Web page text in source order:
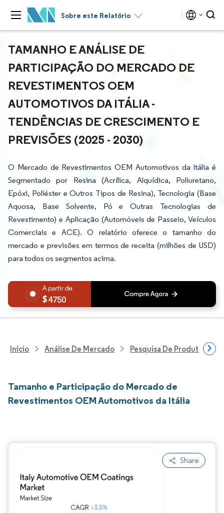
Sobre este Relatório
TAMANHO E ANÁLISE DE
PARTICIPAÇÃO DO MERCADO DE
REVESTIMENTOS OEM
AUTOMOTIVOS DA ITÁLIA -
TENDÊNCIAS DE CRESCIMENTO E
PREVISÕES (2025 - 2030)
O Mercado de Revestimentos OEM Automotivos da Itália é
Segmentado por Resina (Acrílica, Alquídica, Poliuretano,
Epóxi, Poliéster e Outros Tipos de Resina), Tecnologia (Base
Aquosa, Base Solvente, Pó e Outras Tecnologias de
Revestimento) e Aplicação (Automóveis de Passeio, Veículos
Comerciais e ACE). O relatório oferece o tamanho do
mercado e previsões em termos de receita (milhões de USD)
para todos os segmentos acima.
4750
Início Análise De Mercado Pesquisa De Produtos
Tamanho e Participação do Mercado de
Revestimentos OEM Automotivos da Itália
Share